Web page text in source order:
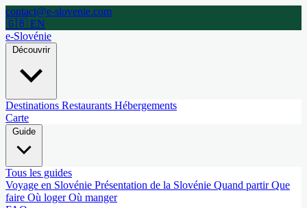
contact@e-slovenie.com
🇬🇧 EN
e-Slovénie
Découvrir
Destinations Restaurants Hébergements
Carte
Tous les guides
Voyage en Slovénie Présentation de la Slovénie Quand partirQue
faire Où logerOù manger